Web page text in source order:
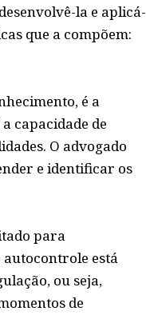
la e aplicá-
que a compõem:
é a
capacidade de
O advogado
e identificar os
para
autocontrole está
ou seja,
de